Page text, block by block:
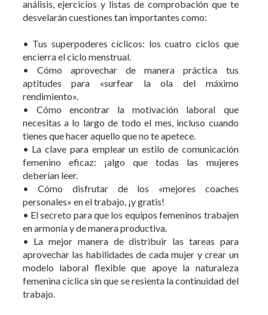
encierra el ciclo menstrual.
• Cómo aprovechar de manera práctica tus
rendimiento».
• Cómo encontrar la motivación laboral que
necesitas a lo largo de todo el mes, incluso cuando
tienes que hacer aquello que no te apetece.
• La clave para emplear un estilo de comunicación
femenino eficaz: ¡algo que todas las mujeres
deberían leer.
• Cómo disfrutar de los «mejores coaches
personales» en el trabajo, ¡y gratis!
• El secreto para que los equipos femeninos trabajen
en armonía y de manera productiva.
• La mejor manera de distribuir las tareas para
aprovechar las habilidades de cada mujer y crear un
modelo laboral flexible que apoye la naturaleza
femenina cíclica sin que se resienta la continuidad del
trabajo.
Tanto si tienes un ciclo menstrual regular y natural
como si no, en este libro encontrarás planteamientos,
ideas y modelos laborales específicamente